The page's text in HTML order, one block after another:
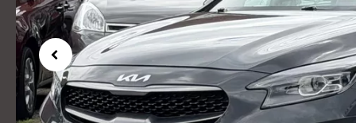
Previous